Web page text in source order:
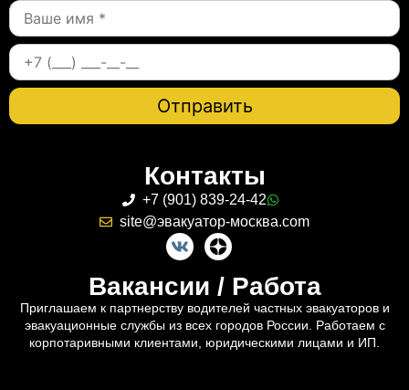
Контакты
+7 (901) 839-24-42
site@эвакуатор-москва.com
Вакансии / Работа
Приглашаем к партнерству водителей частных эвакуаторов и
эвакуационные службы из всех городов России. Работаем с
корпотаривными клиентами, юридическими лицами и ИП.